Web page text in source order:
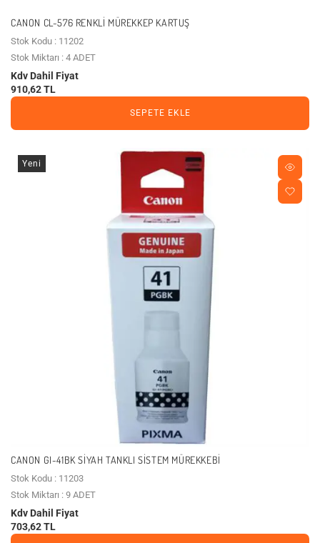
CANON CL-576 RENKLI MÜREKKEP KARTUŞ
Stok Kodu : 11202
Stok Miktarı : 4 ADET
Kdv Dahil Fiyat
910,62 TL
SEPETE EKLE
Yeni
CANON GI-41BK SIYAH TANKLI SISTEM MÜREKKEBI
Stok Kodu : 11203
Stok Miktarı : 9 ADET
Kdv Dahil Fiyat
703,62 TL